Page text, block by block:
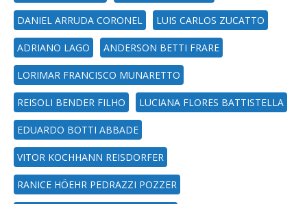
DANIEL ARRUDA CORONEL LUIS CARLOS ZUCATTO
ADRIANO LAGO ANDERSON BETTI FRARE
LORIMAR FRANCISCO MUNARETTO
REISOLI BENDER FILHO LUCIANA FLORES BATTISTELLA
EDUARDO BOTTI ABBADE
VITOR KOCHHANN REISDORFER
RANICE HÖEHR PEDRAZZI POZZER